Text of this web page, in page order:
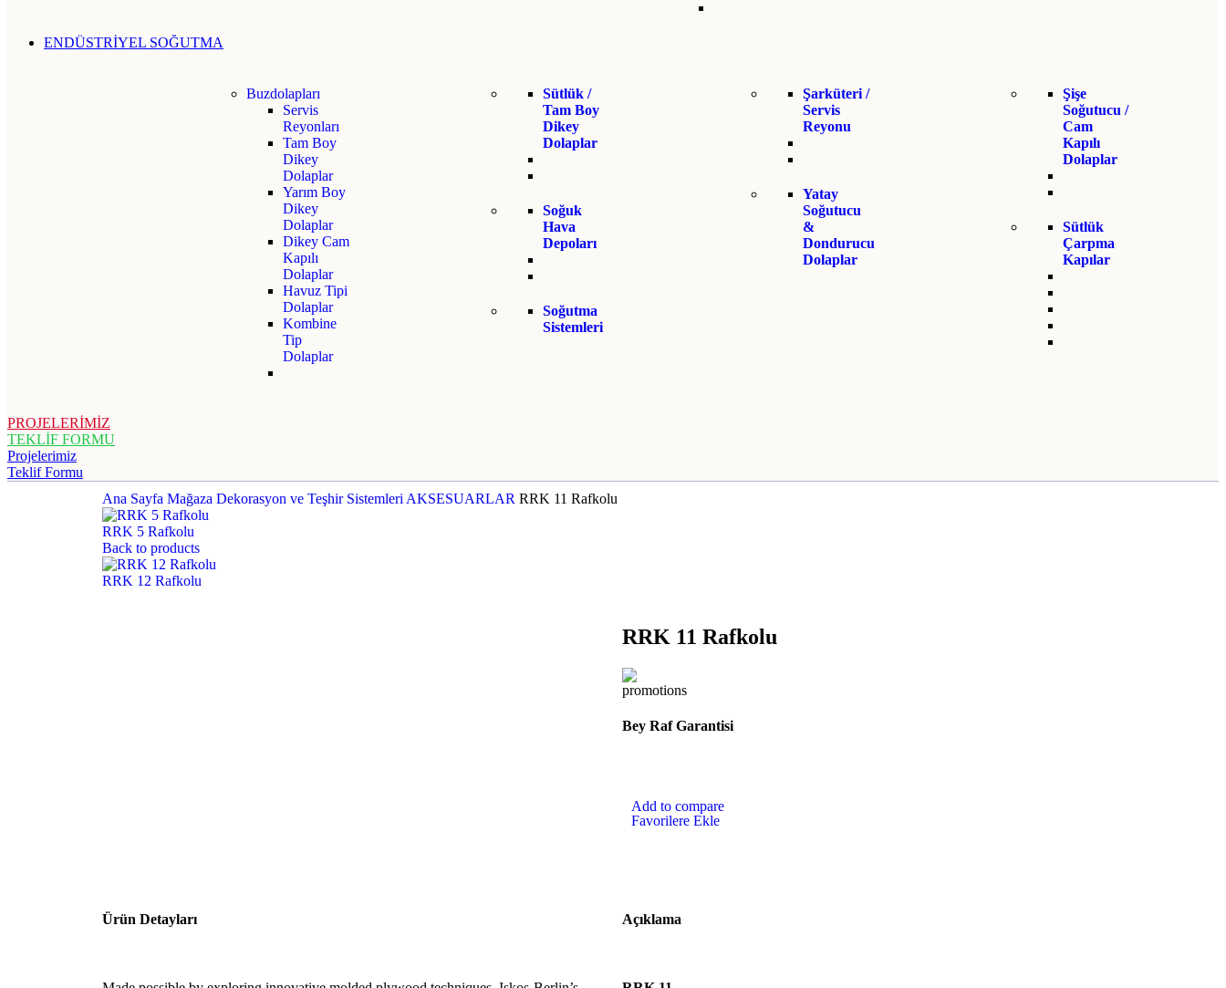
ENDÜSTRİYEL SOĞUTMA
Buzdolapları
Servis
Reyonları
Tam Boy
Dikey
Dolaplar
Yarım Boy
Dikey
Dolaplar
Dikey Cam
Kapılı
Dolaplar
Havuz Tipi
Dolaplar
Kombine
Tip
Dolaplar
Sütlük /
Tam Boy
Dikey
Dolaplar
Soğuk
Hava
Depoları
Soğutma
Sistemleri
Şarküteri /
Servis
Reyonu
Yatay
Soğutucu
&
Dondurucu
Dolaplar
Şişe
Soğutucu /
Cam
Kapılı
Dolaplar
Sütlük
Çarpma
Kapılar
PROJELERİMİZ
TEKLİF FORMU
Projelerimiz
Teklif Formu
Ana Sayfa Mağaza Dekorasyon ve Teşhir Sistemleri AKSESUARLAR RRK 11 Rafkolu
RRK 5 Rafkolu
Back to products
RRK 12 Rafkolu
RRK 11 Rafkolu
Bey Raf Garantisi
Add to compare
Favorilere Ekle
Ürün Detayları Açıklama